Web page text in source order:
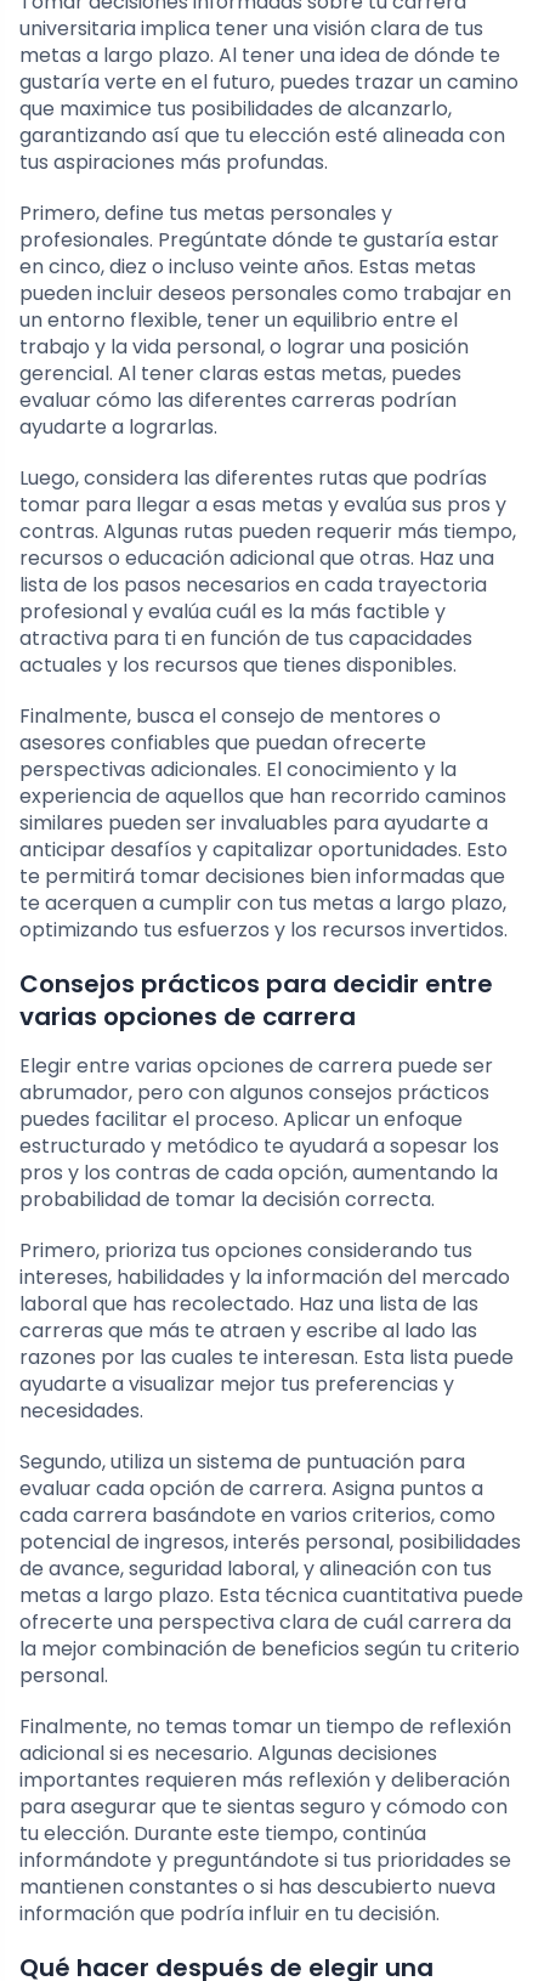
universitaria implica tener una visión clara de tus
metas a largo plazo. Al tener una idea de dónde te
gustaría verte en el futuro, puedes trazar un camino
que maximice tus posibilidades de alcanzarlo,
garantizando así que tu elección esté alineada con
tus aspiraciones más profundas.
Primero, define tus metas personales y
profesionales. Pregúntate dónde te gustaría estar
en cinco, diez o incluso veinte años. Estas metas
pueden incluir deseos personales como trabajar en
un entorno flexible, tener un equilibrio entre el
trabajo y la vida personal, o lograr una posición
gerencial. Al tener claras estas metas, puedes
evaluar cómo las diferentes carreras podrían
ayudarte a lograrlas.
Luego, considera las diferentes rutas que podrías
tomar para llegar a esas metas y evalúa sus pros y
contras. Algunas rutas pueden requerir más tiempo,
recursos o educación adicional que otras. Haz una
lista de los pasos necesarios en cada trayectoria
profesional y evalúa cuál es la más factible y
atractiva para ti en función de tus capacidades
actuales y los recursos que tienes disponibles.
Finalmente, busca el consejo de mentores o
asesores confiables que puedan ofrecerte
perspectivas adicionales. El conocimiento y la
experiencia de aquellos que han recorrido caminos
similares pueden ser invaluables para ayudarte a
anticipar desafíos y capitalizar oportunidades. Esto
te permitirá tomar decisiones bien informadas que
te acerquen a cumplir con tus metas a largo plazo,
optimizando tus esfuerzos y los recursos invertidos.
Consejos prácticos para decidir entre
varias opciones de carrera
Elegir entre varias opciones de carrera puede ser
abrumador, pero con algunos consejos prácticos
puedes facilitar el proceso. Aplicar un enfoque
estructurado y metódico te ayudará a sopesar los
pros y los contras de cada opción, aumentando la
probabilidad de tomar la decisión correcta.
Primero, prioriza tus opciones considerando tus
intereses, habilidades y la información del mercado
laboral que has recolectado. Haz una lista de las
carreras que más te atraen y escribe al lado las
razones por las cuales te interesan. Esta lista puede
ayudarte a visualizar mejor tus preferencias y
necesidades.
Segundo, utiliza un sistema de puntuación para
evaluar cada opción de carrera. Asigna puntos a
cada carrera basándote en varios criterios, como
potencial de ingresos, interés personal, posibilidades
de avance, seguridad laboral, y alineación con tus
metas a largo plazo. Esta técnica cuantitativa puede
ofrecerte una perspectiva clara de cuál carrera da
la mejor combinación de beneficios según tu criterio
personal.
Finalmente, no temas tomar un tiempo de reflexión
adicional si es necesario. Algunas decisiones
importantes requieren más reflexión y deliberación
para asegurar que te sientas seguro y cómodo con
tu elección. Durante este tiempo, continúa
informándote y preguntándote si tus prioridades se
mantienen constantes o si has descubierto nueva
información que podría influir en tu decisión.
Qué hacer después de elegir una